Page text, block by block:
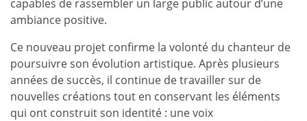
capables de rassembler un large public autour d’une
ambiance positive.
Ce nouveau projet confirme la volonté du chanteur de
poursuivre son évolution artistique. Après plusieurs
années de succès, il continue de travailler sur de
nouvelles créations tout en conservant les éléments
qui ont construit son identité : une voix